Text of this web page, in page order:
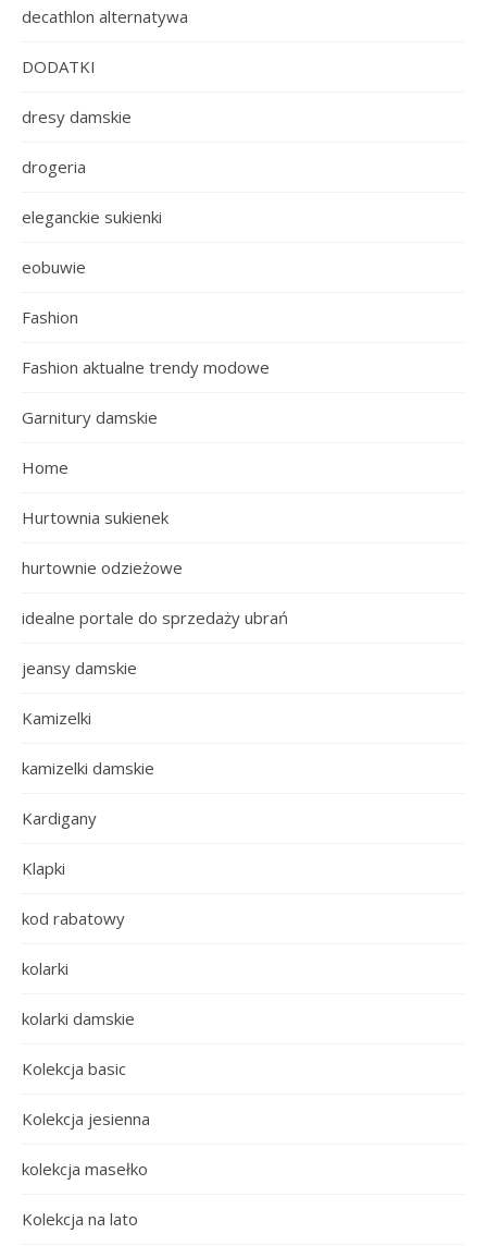
decathlon alternatywa
DODATKI
dresy damskie
drogeria
eleganckie sukienki
eobuwie
Fashion
Fashion aktualne trendy modowe
Garnitury damskie
Home
Hurtownia sukienek
hurtownie odzieżowe
idealne portale do sprzedaży ubrań
jeansy damskie
Kamizelki
kamizelki damskie
Kardigany
Klapki
kod rabatowy
kolarki
kolarki damskie
Kolekcja basic
Kolekcja jesienna
kolekcja masełko
Kolekcja na lato